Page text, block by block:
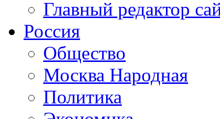
Главный редактор
Россия
Общество
Москва Народная
Политика